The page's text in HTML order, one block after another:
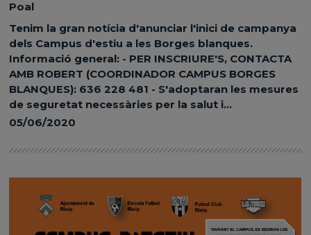
Poal
Tenim la gran notícia d'anunciar l'inici de campanya
dels Campus d'estiu a les Borges blanques.
Informació general: - PER INSCRIURE'S, CONTACTA
AMB ROBERT (COORDINADOR CAMPUS BORGES
BLANQUES): 636 228 481 - S'adoptaran les mesures
de seguretat necessàries per la salut i...
05/06/2020